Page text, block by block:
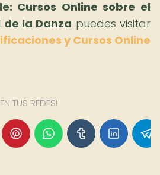
Cursos Online sobre el
la Danza puedes visitar
y Cursos Online
TUS REDES!